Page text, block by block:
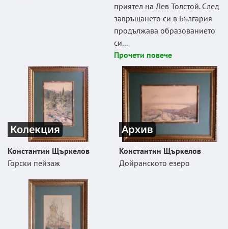
приятел на Лев Толстой. След
завръщането си в България
продължава образованието
си...
Прочети повече
Колекция
Константин Щъркелов
Горски пейзаж
Архив
Константин Щъркелов
Дойранското езеро